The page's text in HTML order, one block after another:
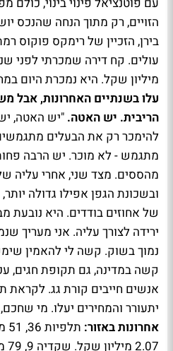
הזויים, רק מתוך הנחה שהנכס
בירן, הזכיין של רימקס פוקוס
מיליון שקל. היא נמכרת היום במחיר של 3
עלו בשנתיים האחרונות, אבל
הריבית. יש האטה. "יש האטה,
להימכר רק את הבעלים
מתגמש - לא מוכר. יש הרבה
ובשכונת הגפן אפילו גדולה
של אחוזים בודדים. היא נובעת
ירידה לצורך עליה. אני מעריך
נמוך בשוק. קשה לי להאמין
קשה במדינה, גם תקופת חגים,
אנשים חייבים קורת גג. לקראת
יתעורר והמחירים יעלו. מי
אחרונות באזור: